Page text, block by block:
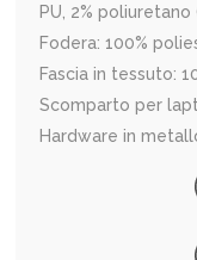
PU, 2% poliuretano
Fodera: 100%
Fascia in tessuto:
Scomparto per
Hardware in